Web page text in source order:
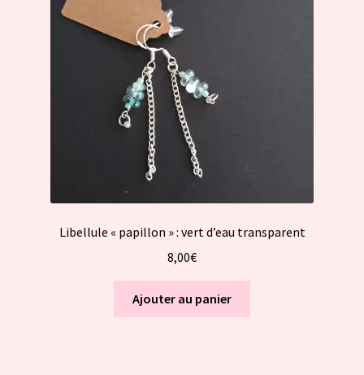
Libellule « papillon » : vert d’eau transparent
8,00€
Ajouter au panier